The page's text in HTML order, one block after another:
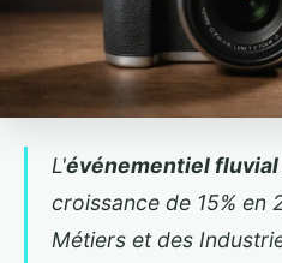
L'événementiel fluvial
croissance de 15% en
Métiers et des